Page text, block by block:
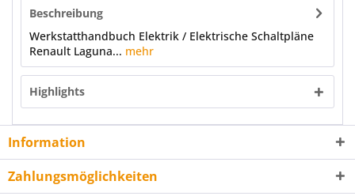
Beschreibung
Werkstatthandbuch Elektrik / Elektrische Schaltpläne
Renault Laguna... mehr
Highlights
Information
Zahlungsmöglichkeiten